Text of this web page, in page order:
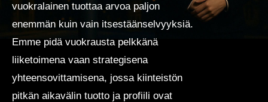
vuokralainen tuottaa arvoa paljon
enemmän kuin vain itsestäänselvyyksiä.
Emme pidä vuokrausta pelkkänä
liiketoimena vaan strategisena
yhteensovittamisena, jossa kiinteistön
pitkän aikavälin tuotto ja profiili ovat